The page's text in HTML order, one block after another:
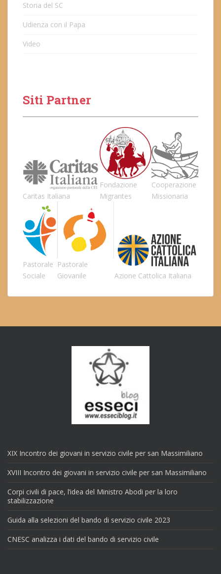
Storia del SC
Udienza con il Papa
Video
Siti Partner
Caritas Italiana
Fondazione
Migrantes
Cooperazione
Missionaria
Pastorale
Sociale
Pastorale
Giovanile
Azione Cattolica Italiana
XIX Incontro dei giovani in servizio civile per san Massimiliano
XVIII Incontro dei giovani in servizio civile per san Massimiliano
Corpi civili di pace, l’idea del Ministro Abodi per la loro
stabilizzazione
Guida alla selezioni del bando di servizio civile 2023
CNESC analizza i dati del bando di servizio civile